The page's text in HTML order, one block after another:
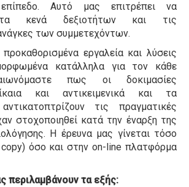
επίπεδο. Αυτό μας επιτρέπει να
τα κενά δεξιοτήτων και τις
των συμμετεχόντων.
εργαλεία και λύσεις
κατάλληλα για τον κάθε
πως οι δοκιμασίες
και αντικειμενικά και τα
τις πραγματικές
στοχοποιηθεί κατά την έναρξη της
Η έρευνα μας γίνεται τόσο
όσο και στην on-line πλατφόρμα
περιλαμβάνουν τα εξής: